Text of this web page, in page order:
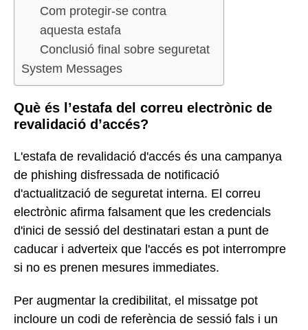
Com protegir-se contra
aquesta estafa
Conclusió final sobre seguretat
System Messages
Què és l’estafa del correu electrònic de
revalidació d’accés?
L'estafa de revalidació d'accés és una campanya
de phishing disfressada de notificació
d'actualització de seguretat interna. El correu
electrònic afirma falsament que les credencials
d'inici de sessió del destinatari estan a punt de
caducar i adverteix que l'accés es pot interrompre
si no es prenen mesures immediates.
Per augmentar la credibilitat, el missatge pot
incloure un codi de referència de sessió fals i un